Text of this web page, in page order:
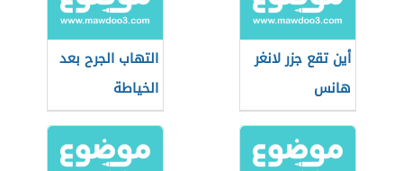
أين تقع جزر لانغر
هانس
التهاب الجرح بعد
الخياطة